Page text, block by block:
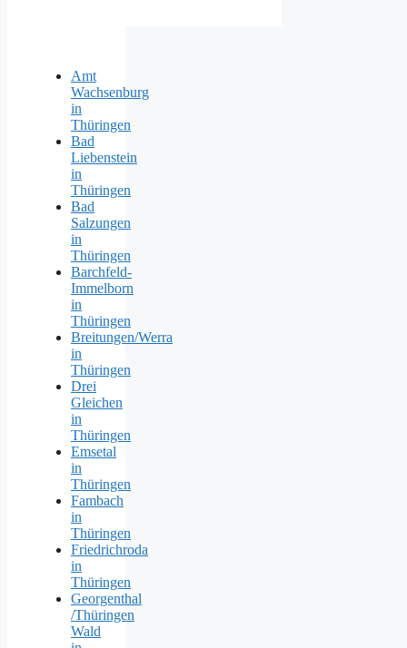
Amt
Wachsenburg
in
Thüringen
Bad
Liebenstein
in
Thüringen
Bad
Salzungen
in
Thüringen
Barchfeld-
Immelborn
in
Thüringen
Breitungen/Werra
in
Thüringen
Drei
Gleichen
in
Thüringen
Emsetal
in
Thüringen
Fambach
in
Thüringen
Friedrichroda
in
Thüringen
Georgenthal
/Thüringen
Wald